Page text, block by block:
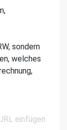
sondern
welches
einfügen